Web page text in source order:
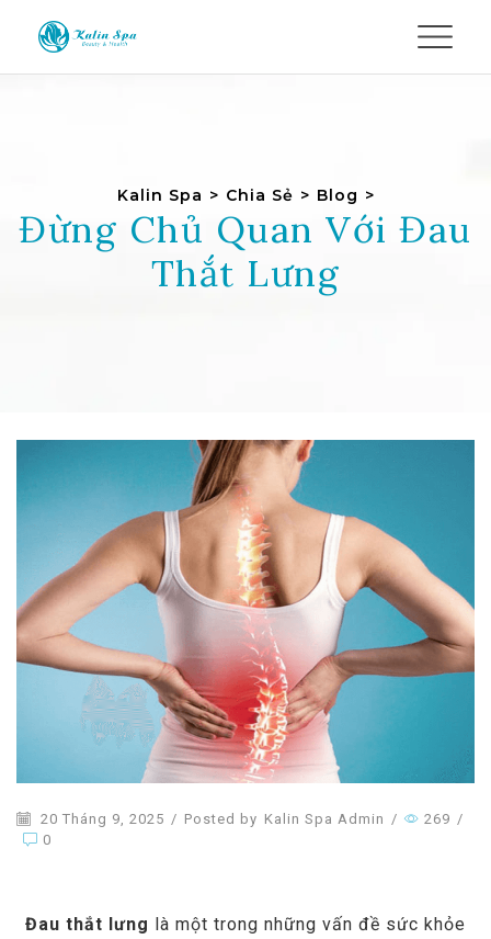
Kalin Spa > Chia Sẻ > Blog >
Đừng Chủ Quan Với Đau
Thắt Lưng
20 Tháng 9, 2025 / Posted by Kalin Spa Admin / 269 /
0
Đau thắt lưng là một trong những vấn đề sức khỏe